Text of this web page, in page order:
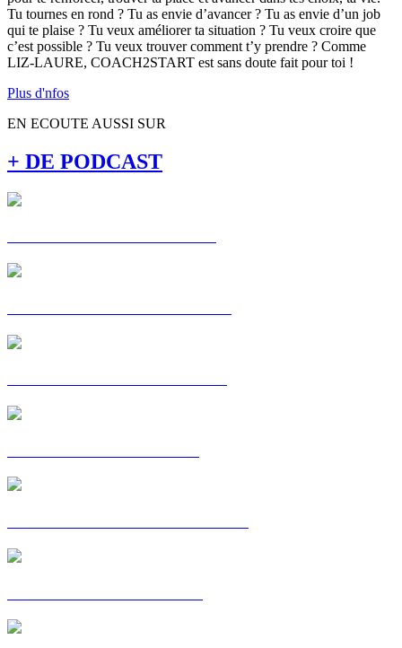
Tu tournes en rond ? Tu as envie d’avancer ? Tu as envie d’un job
qui te plaise ? Tu veux améliorer ta situation ? Tu veux croire que
c’est possible ? Tu veux trouver comment t’y prendre ? Comme
LIZ-LAURE, COACH2START est sans doute fait pour toi !
Plus d'nfos
EN ECOUTE AUSSI SUR
+ DE PODCAST